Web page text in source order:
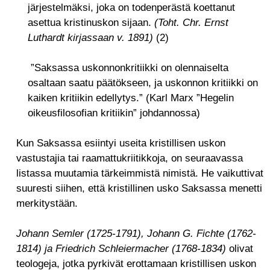
järjestelmäksi, joka on todenperästä koettanut
asettua kristinuskon sijaan. (Toht. Chr. Ernst
Luthardt kirjassaan v. 1891) (2)
”Saksassa uskonnonkritiikki on olennaiselta
osaltaan saatu päätökseen, ja uskonnon kritiikki on
kaiken kritiikin edellytys.” (Karl Marx ”Hegelin
oikeusfilosofian kritiikin” johdannossa)
Kun Saksassa esiintyi useita kristillisen uskon
vastustajia tai raamattukriitikkoja, on seuraavassa
listassa muutamia tärkeimmistä nimistä. He vaikuttivat
suuresti siihen, että kristillinen usko Saksassa menetti
merkitystään.
Johann Semler (1725-1791), Johann G. Fichte (1762-
1814) ja Friedrich Schleiermacher (1768-1834) olivat
teologeja, jotka pyrkivät erottamaan kristillisen uskon